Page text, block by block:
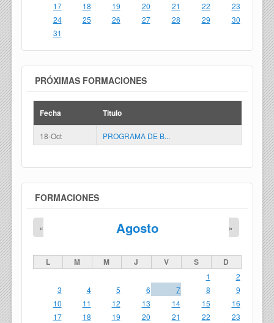
17
18 19 20 21 22
23
24
25 26 27 28 29
30
31
PRÓXIMAS FORMACIONES
Fecha Titulo
18-Oct PROGRAMA DE B...
FORMACIONES
Agosto
« »
L M M J V S D
1
2
3
4 5 6 7 8
9
10
11 12 13 14 15
16
17
18 19 20 21 22
23